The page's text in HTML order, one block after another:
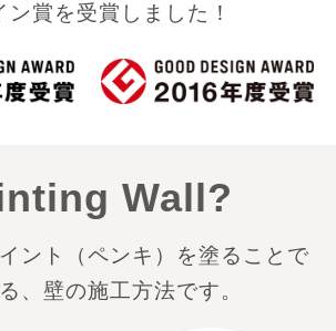
ン賞を受賞しました！
Wall?
ント（ペンキ）を塗ることで
、壁の施工方法です。